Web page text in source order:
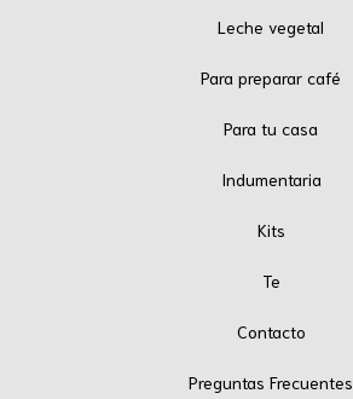
Leche vegetal
Para preparar café
Para tu casa
Indumentaria
Kits
Te
Contacto
Preguntas Frecuentes